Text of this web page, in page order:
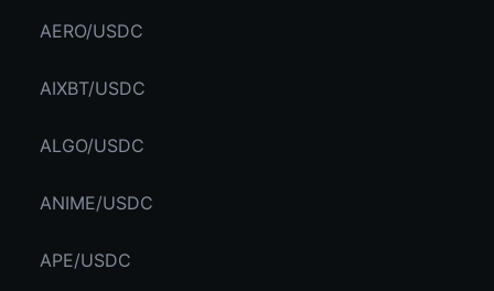
AERO/USDC
AIXBT/USDC
ALGO/USDC
ANIME/USDC
APE/USDC